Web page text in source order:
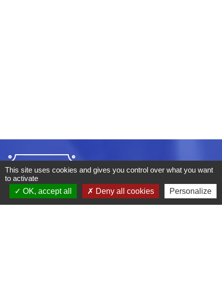
This site uses cookies and gives you control over what you want
to activate
OK, accept all
Deny all cookies Personalize